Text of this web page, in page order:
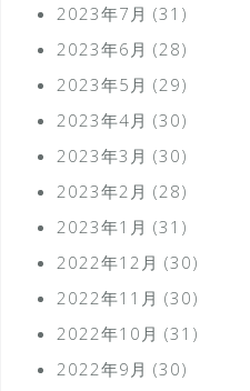
2023年7月 (31)
2023年6月 (28)
2023年5月 (29)
2023年4月 (30)
2023年3月 (30)
2023年2月 (28)
2023年1月 (31)
2022年12月 (30)
2022年11月 (30)
2022年10月 (31)
2022年9月 (30)